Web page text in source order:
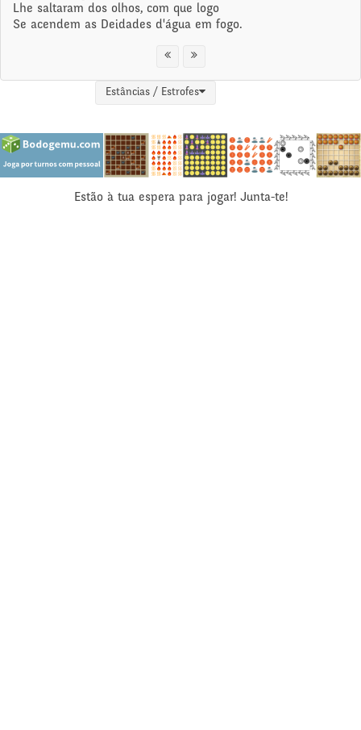
Lhe saltaram dos olhos, com que logo
Se acendem as Deidades d'água em fogo.
Estâncias / Estrofes
Estão à tua espera para jogar! Junta-te!